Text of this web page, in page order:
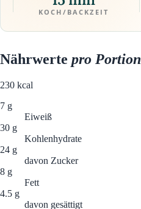
KOCH/BACKZEIT
Nährwerte pro Portion
230 kcal
7 g
Eiweiß
30 g
Kohlenhydrate
24 g
davon Zucker
8 g
Fett
4.5 g
davon gesättigt